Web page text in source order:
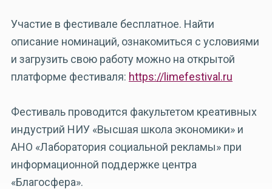
Участие в фестивале бесплатное. Найти
описание номинаций, ознакомиться с условиями
и загрузить свою работу можно на открытой
платформе фестиваля: https://limefestival.ru
Фестиваль проводится факультетом креативных
индустрий НИУ «Высшая школа экономики» и
АНО «Лаборатория социальной рекламы» при
информационной поддержке центра
«Благосфера».